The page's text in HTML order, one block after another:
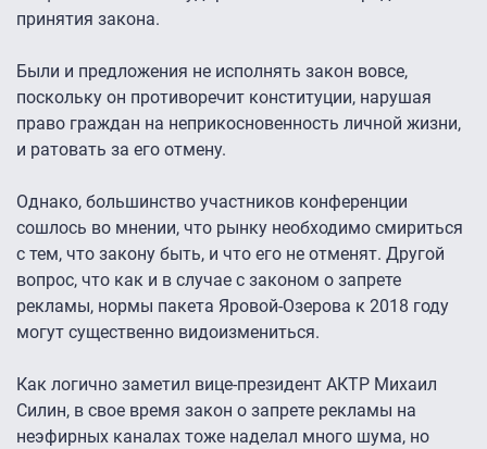
принятия закона.
Были и предложения не исполнять закон вовсе,
поскольку он противоречит конституции, нарушая
право граждан на неприкосновенность личной жизни,
и ратовать за его отмену.
Однако, большинство участников конференции
сошлось во мнении, что рынку необходимо смириться
с тем, что закону быть, и что его не отменят. Другой
вопрос, что как и в случае с законом о запрете
рекламы, нормы пакета Яровой-Озерова к 2018 году
могут существенно видоизмениться.
Как логично заметил вице-президент АКТР Михаил
Силин, в свое время закон о запрете рекламы на
неэфирных каналах тоже наделал много шума, но